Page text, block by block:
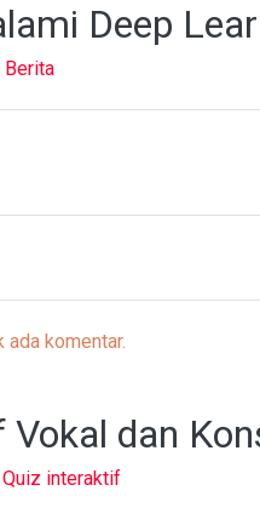
Deep
Berita
komentar.
dan
Quiz interaktif